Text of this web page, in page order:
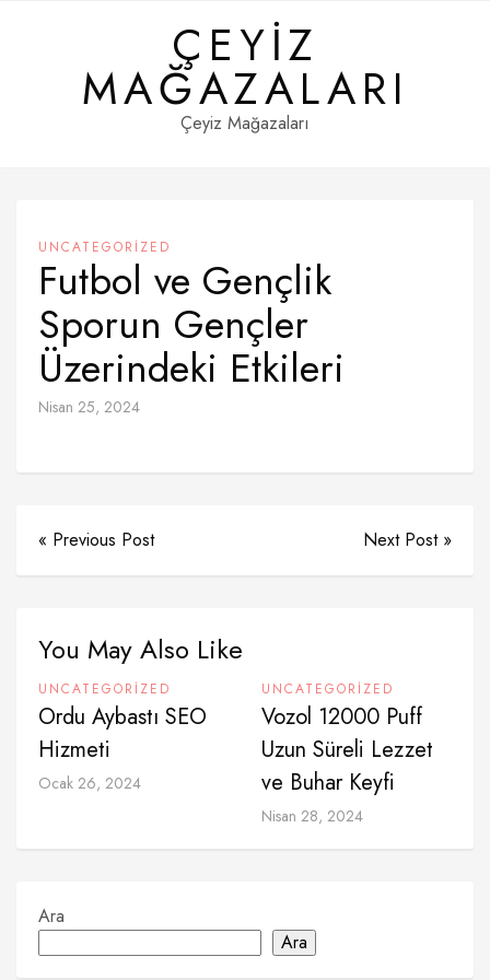
ÇEYIZ
MAĞAZALARI
Çeyiz Mağazaları
UNCATEGORIZED
Futbol ve Gençlik
Sporun Gençler
Üzerindeki Etkileri
Nisan 25, 2024
« Previous Post Next Post »
You May Also Like
UNCATEGORIZED
Ordu Aybastı SEO
Hizmeti
Ocak 26, 2024
UNCATEGORIZED
Vozol 12000 Puff
Uzun Süreli Lezzet
ve Buhar Keyfi
Nisan 28, 2024
Ara
Ara